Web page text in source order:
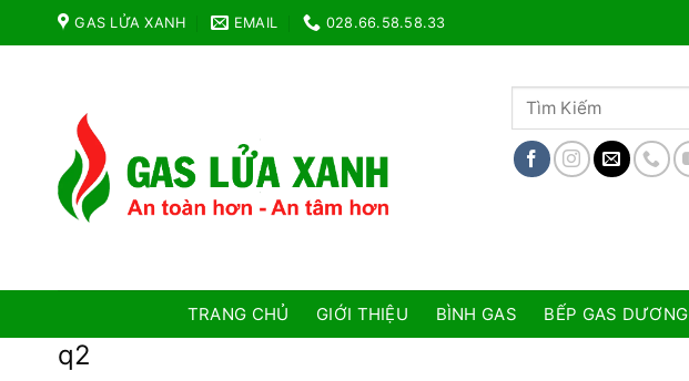
to
GAS LỬA XANH EMAIL 028.66.58.58.33
Tìm
kiếm:
TRANG CHỦ GIỚI THIỆU BÌNH GAS BẾP GAS DƯƠNG
q2